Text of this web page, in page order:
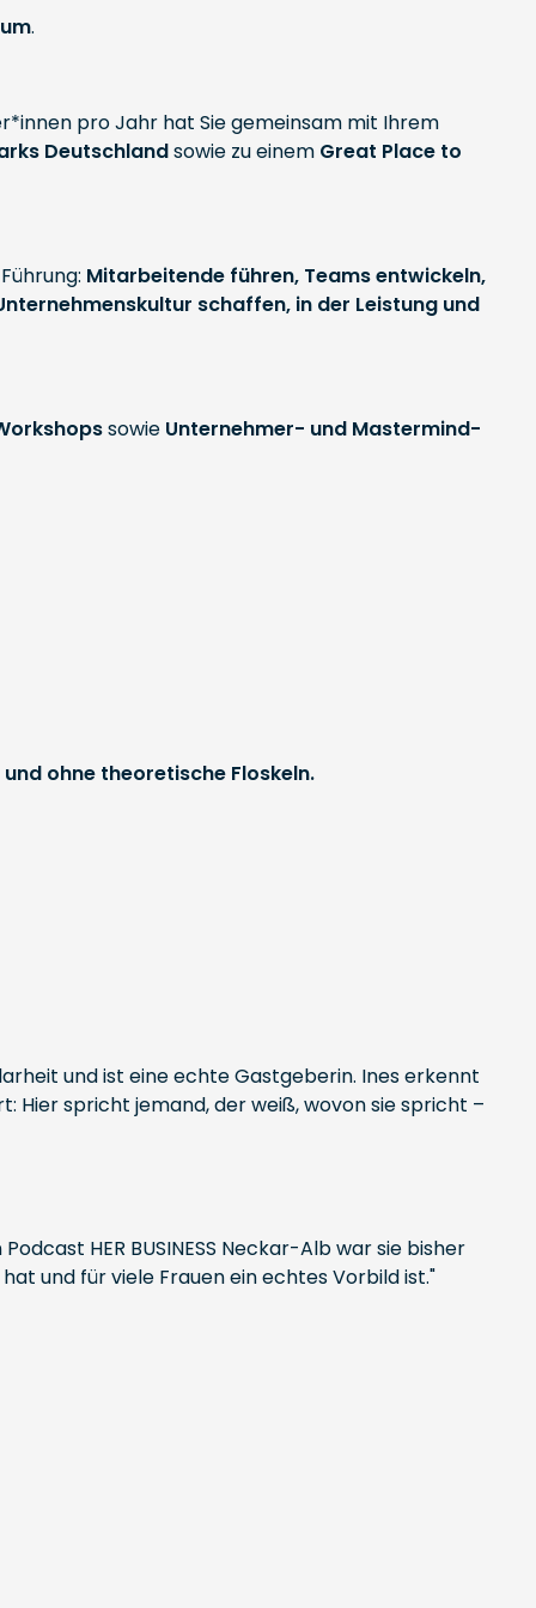
.
pro Jahr hat Sie gemeinsam mit Ihrem
Deutschlandsowie zu einem Great Place to
Mitarbeitende führen, Teams entwickeln,
schaffen, in der Leistung und
sowie Unternehmer- und Mastermind-
ohne theoretische Floskeln.
und ist eine echte Gastgeberin. Ines erkennt
Hier spricht jemand, der weiß, wovon sie spricht –
HER BUSINESS Neckar-Alb war sie bisher
und für viele Frauen ein echtes Vorbild ist."